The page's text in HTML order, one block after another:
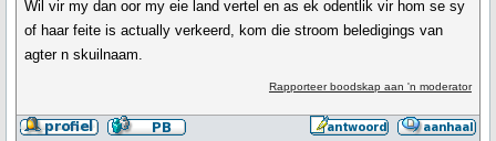
Wil vir my dan oor my eie land vertel en as ek odentlik vir hom se sy
of haar feite is actually verkeerd, kom die stroom beledigings van
agter n skuilnaam.
Rapporteer boodskap aan 'n moderator